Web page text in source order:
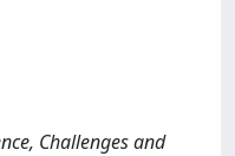
Challenges and